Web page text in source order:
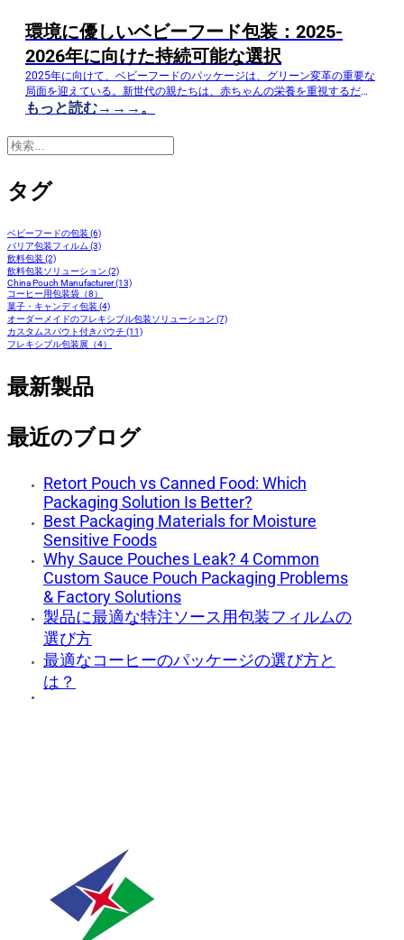
環境に優しいベビーフード包装：2025-
2026年に向けた持続可能な選択
2025年に向けて、ベビーフードのパッケージは、グリーン変革の重要な
局面を迎えている。新世代の親たちは、赤ちゃんの栄養を重視するだけ
でなく、包装が環境にやさしく、安全で便利かどうかをますます気にす
ものの、リサイクルが困難であるため、2025年に向けては、環境負荷の
低い包装への転換が求められている。
もっと読む→→→。
検
索
タグ
ベビーフードの包装 (6)
バリア包装フィルム (3)
飲料包装 (2)
飲料包装ソリューション (2)
China Pouch Manufacturer (13)
コーヒー用包装袋（8）
菓子・キャンディ包装 (4)
オーダーメイドのフレキシブル包装ソリューション (7)
カスタムスパウト付きパウチ (11)
フレキシブル包装展（4）
最新製品
最近のブログ
Retort Pouch vs Canned Food: Which
Packaging Solution Is Better?
Best Packaging Materials for Moisture
Sensitive Foods
Why Sauce Pouches Leak? 4 Common
Custom Sauce Pouch Packaging Problems
& Factory Solutions
製品に最適な特注ソース用包装フィルムの
選び方
最適なコーヒーのパッケージの選び方と
は？